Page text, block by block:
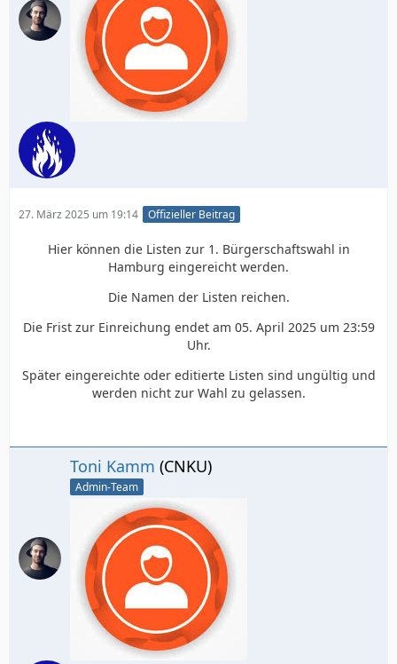
27. März 2025 um 19:14 Offizieller Beitrag
Hier können die Listen zur 1. Bürgerschaftswahl in
Hamburg eingereicht werden.
Die Namen der Listen reichen.
Die Frist zur Einreichung endet am 05. April 2025 um 23:59
Uhr.
Später eingereichte oder editierte Listen sind ungültig und
werden nicht zur Wahl zu gelassen.
Toni Kamm (CNKU)
Admin-Team